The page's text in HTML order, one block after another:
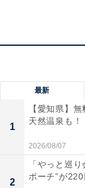
テーマは「シ
しむ大人女子
最新
1
【愛知県】
天然温泉も！
2026/08/07
2
「やっと巡
ポーチ”が